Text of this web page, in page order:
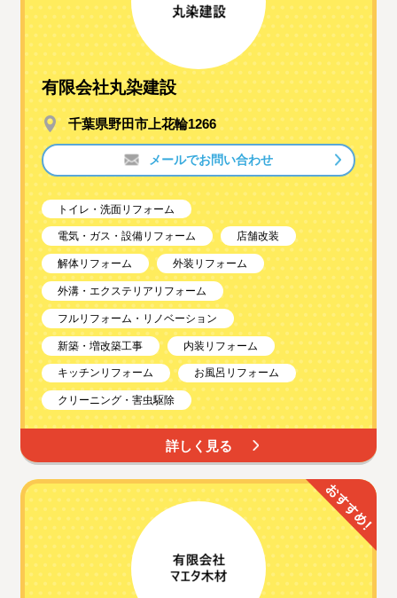
有限会社丸染建設
千葉県野田市上花輪1266
メールでお問い合わせ
トイレ・洗面リフォーム
電気・ガス・設備リフォーム 店舗改装
解体リフォーム 外装リフォーム
外溝・エクステリアリフォーム
フルリフォーム・リノベーション
新築・増改築工事 内装リフォーム
キッチンリフォーム お風呂リフォーム
クリーニング・害虫駆除
詳しく見る